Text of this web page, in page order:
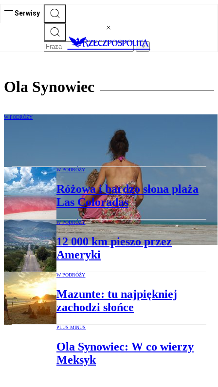
Serwisy
Ola Synowiec
W PODRÓŻY
Joanna i Gaja: Zielona szkoła przez cały
W PODRÓŻY
Różowa i bardzo słona plaża
Las Coloradas
W PODRÓŻY
12 000 km pieszo przez
Ameryki
W PODRÓŻY
Mazunte: tu najpiękniej
zachodzi słońce
PLUS MINUS
Ola Synowiec: W co wierzy
Meksyk